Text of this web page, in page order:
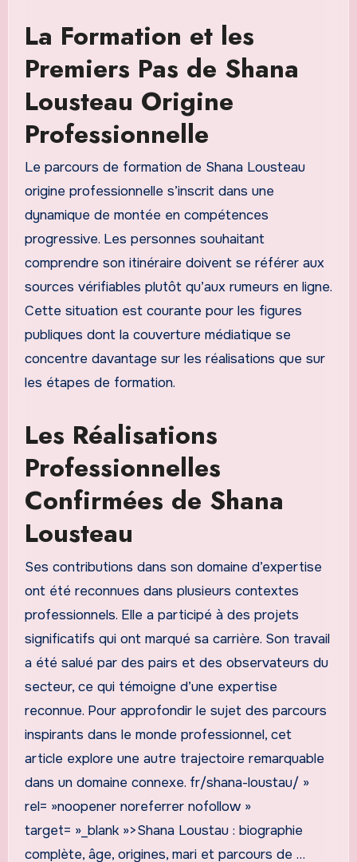
La Formation et les
Premiers Pas de Shana
Lousteau Origine
Professionnelle
Le parcours de formation de Shana Lousteau
origine professionnelle s’inscrit dans une
dynamique de montée en compétences
progressive. Les personnes souhaitant
comprendre son itinéraire doivent se référer aux
sources vérifiables plutôt qu’aux rumeurs en ligne.
Cette situation est courante pour les figures
publiques dont la couverture médiatique se
concentre davantage sur les réalisations que sur
les étapes de formation.
Les Réalisations
Professionnelles
Confirmées de Shana
Lousteau
Ses contributions dans son domaine d’expertise
ont été reconnues dans plusieurs contextes
professionnels. Elle a participé à des projets
significatifs qui ont marqué sa carrière. Son travail
a été salué par des pairs et des observateurs du
secteur, ce qui témoigne d’une expertise
reconnue. Pour approfondir le sujet des parcours
inspirants dans le monde professionnel, cet
article explore une autre trajectoire remarquable
dans un domaine connexe. fr/shana-loustau/ »
rel= »noopener noreferrer nofollow »
target= »_blank »>Shana Loustau : biographie
complète, âge, origines, mari et parcours de …